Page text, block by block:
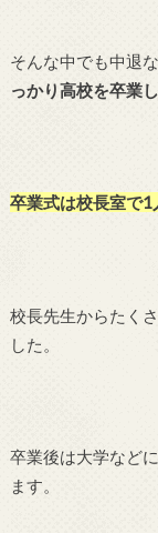
そんな中でも中退な
っかり高校を卒業し
卒業式は校長室で1
校長先生からたく
した。
卒業後は大学など
ます。